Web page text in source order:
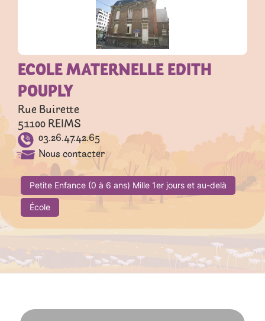
ECOLE MATERNELLE EDITH
POUPLY
Rue Buirette
51100REIMS
03.26.47.42.65
Nous contacter
Petite Enfance (0 à 6 ans) Mille 1er jours et au-delà
École